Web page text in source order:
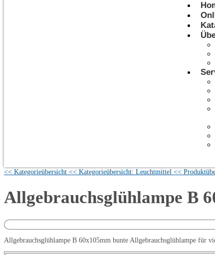
<< Kategorieübersicht << Kategorieübersicht: Leuchtmittel <<
Allgebrauchsglühlampe B
Allgebrauchsglühlampe B 60x105mm bunte Allgebrauchsglühlampe für